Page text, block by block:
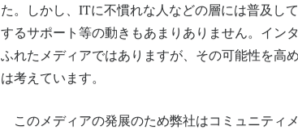
た。しかし、ITに不慣れな人などの層には普及し
するサポート等の動きもあまりありません。イン
ふれたメディアではありますが、その可能性を高
は考えています。
このメディアの発展のため弊社はコミュニティ